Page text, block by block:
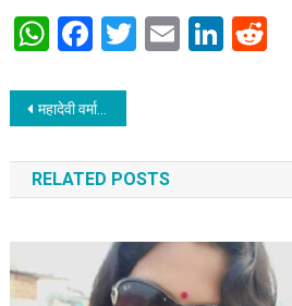
WhatsApp
Facebook
Twitter
Email
Post navigation
महादेवी वर्मा सम्मान-2026 – “वैश्विक प्रतिभाओं का पटना में होगा सम्मान समारोह”
RELATED POSTS